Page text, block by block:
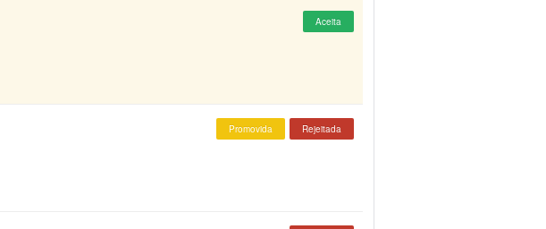
Aceita
Promovida Rejeitada